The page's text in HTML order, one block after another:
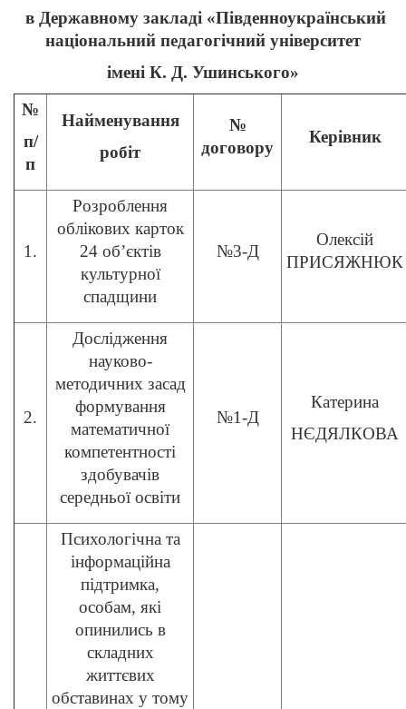
в Державному закладі «Південноукраїнський
національний педагогічний університет
імені К. Д. Ушинського»
№
п/
п
Найменування
робіт
№
договору
Керівник
1.
Розроблення
облікових карток
24 об’єктів
культурної
спадщини
№3-Д
Олексій
ПРИСЯЖНЮК
2.
Дослідження
науково-
методичних засад
формування
математичної
компетентності
здобувачів
середньої освіти
№1-Д
Катерина
НЄДЯЛКОВА
Психологічна та
інформаційна
підтримка,
особам, які
опинились в
складних
життєвих
обставинах у тому